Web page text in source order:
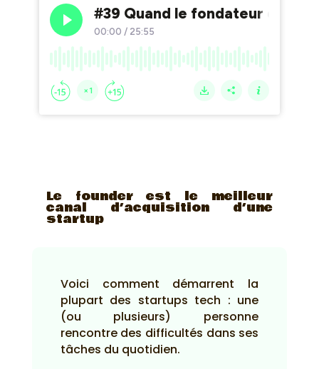
Le founder est le meilleur
canal d’acquisition d’une
startup
Voici comment démarrent la
plupart des startups tech : une
(ou plusieurs) personne
rencontre des difficultés dans ses
tâches du quotidien.